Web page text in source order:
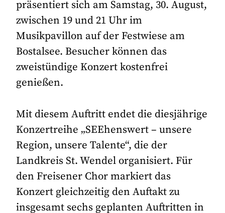
präsentiert sich am Samstag, 30. August,
zwischen 19 und 21 Uhr im
Musikpavillon auf der Festwiese am
Bostalsee. Besucher können das
zweistündige Konzert kostenfrei
genießen.
Mit diesem Auftritt endet die diesjährige
Konzertreihe „SEEhenswert – unsere
Region, unsere Talente“, die der
Landkreis St. Wendel organisiert. Für
den Freisener Chor markiert das
Konzert gleichzeitig den Auftakt zu
insgesamt sechs geplanten Auftritten in